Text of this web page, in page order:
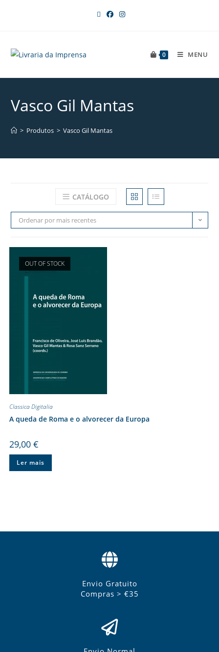
0 MENU
Vasco Gil Mantas
> Produtos > Vasco Gil Mantas
CATÁLOGO
Ordenar por mais recentes
OUT OF STOCK
Classica Digitalia
A queda de Roma e o alvorecer da Europa
29,00 €
Ler mais
Envio Gratuito
Compras > €35